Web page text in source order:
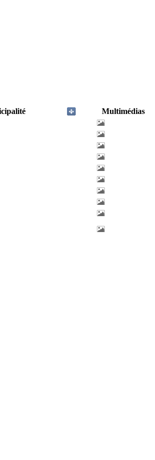
Multimédias